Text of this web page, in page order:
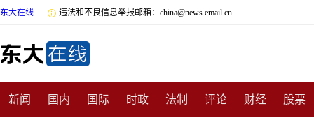
东大在线  违法和不良信息举报邮箱：china@news.email.cn
新闻 国内 国际 时政 法制 评论 财经 股票